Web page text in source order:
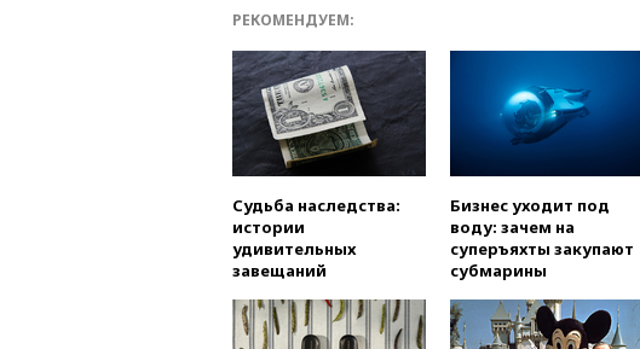
РЕКОМЕНДУЕМ:
Судьба наследства:
истории
удивительных
завещаний
Бизнес уходит под
воду: зачем на
суперъяхты закупают
субмарины